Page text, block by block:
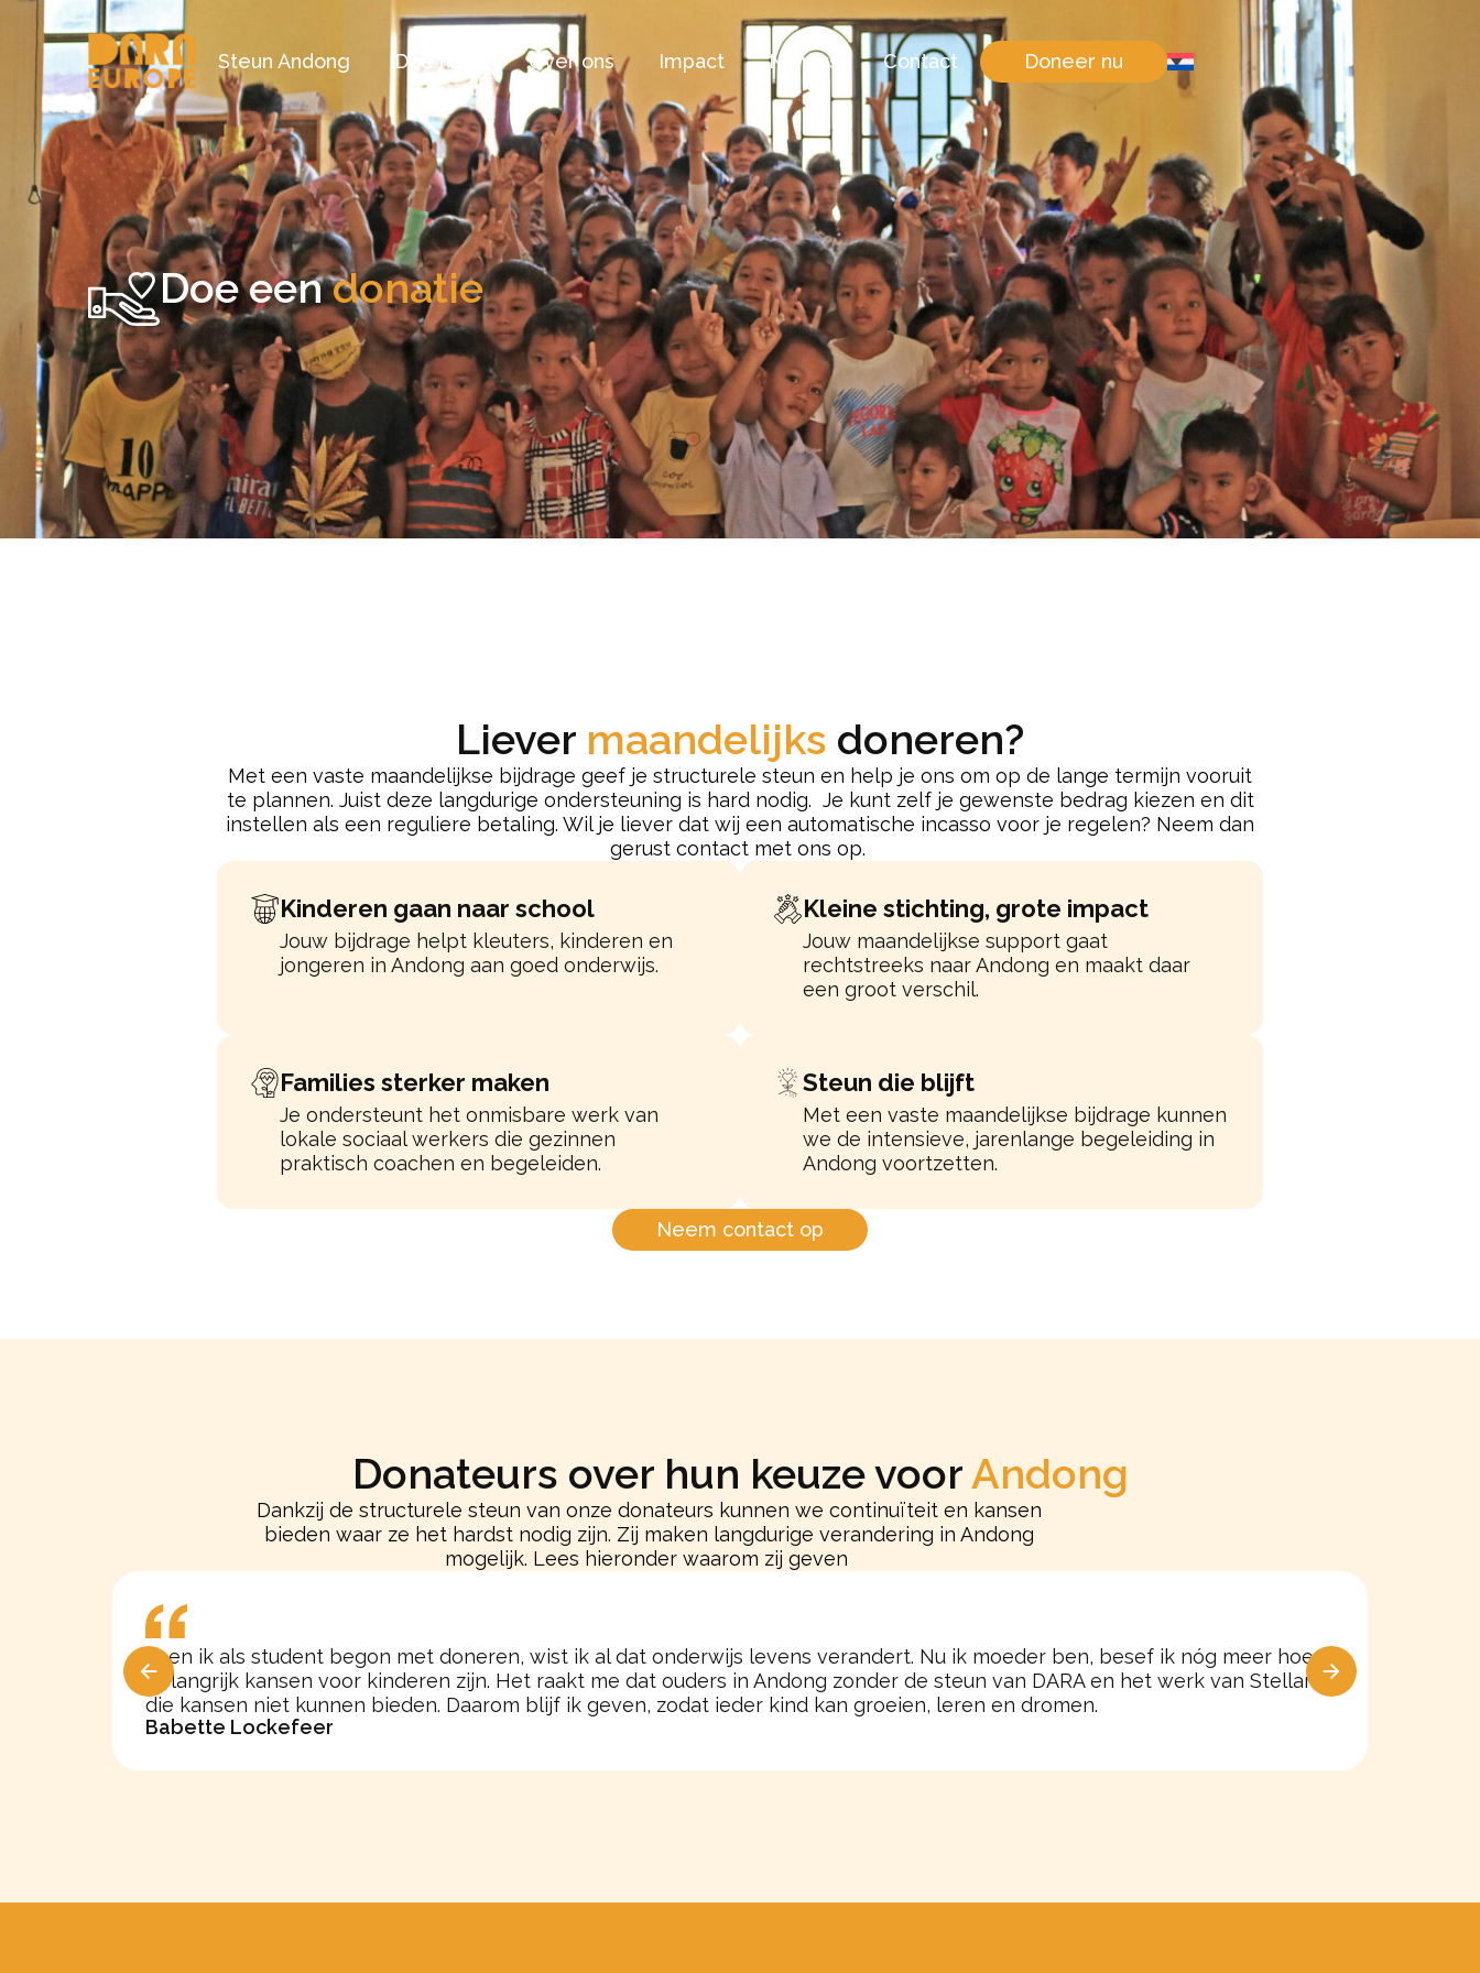
Steun Andong Doe mee Over ons Impact Nieuws Contact Doneer nu
Doe eendonatie
Liever maandelijks doneren?
Met een vaste maandelijkse bijdrage geef je structurele steun en help je ons om op de lange termijn vooruit
te plannen. Juist deze langdurige ondersteuning is hard nodig. Je kunt zelf je gewenste bedrag kiezen en dit
instellen als een reguliere betaling. Wil je liever dat wij een automatische incasso voor je regelen? Neem dan
gerust contact met ons op.
Kinderen gaan naar school
Jouw bijdrage helpt kleuters, kinderen en
jongeren in Andong aan goed onderwijs.
Kleine stichting, grote impact
Jouw maandelijkse support gaat
rechtstreeks naar Andong en maakt daar
een groot verschil.
Families sterker maken
Je ondersteunt het onmisbare werk van
lokale sociaal werkers die gezinnen
praktisch coachen en begeleiden.
Steun die blijft
Met een vaste maandelijkse bijdrage kunnen
we de intensieve, jarenlange begeleiding in
Andong voortzetten.
Neem contact op
Donateurs over hun keuze voorAndong
Dankzij de structurele steun van onze donateurs kunnen we continuïteit en kansen
bieden waar ze het hardst nodig zijn. Zij maken langdurige verandering in Andong
mogelijk. Lees hieronder waarom zij geven
Toen ik als student begon met doneren, wist ik al dat onderwijs levens verandert. Nu ik moeder ben, besef ik nóg meer hoe
belangrijk kansen voor kinderen zijn. Het raakt me dat ouders in Andong zonder de steun van DARA en het werk van Stellar
die kansen niet kunnen bieden. Daarom blijf ik geven, zodat ieder kind kan groeien, leren en dromen.
Babette Lockefeer